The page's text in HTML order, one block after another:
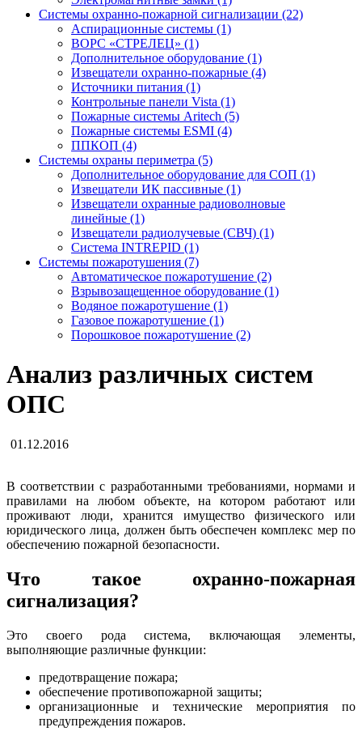
Системы охранно-пожарной сигнализации (22)
Аспирационные системы (1)
ВОРС «СТРЕЛЕЦ» (1)
Дополнительное оборудование (1)
Извещатели охранно-пожарные (4)
Источники питания (1)
Контрольные панели Vista (1)
Пожарные системы Aritech (5)
Пожарные системы ESMI (4)
ППКОП (4)
Системы охраны периметра (5)
Дополнительное оборудование для СОП (1)
Извещатели ИК пассивные (1)
Извещатели охранные радиоволновые
линейные (1)
Извещатели радиолучевые (СВЧ) (1)
Система INTREPID (1)
Системы пожаротушения (7)
Автоматическое пожаротушение (2)
Взрывозащещенное оборудование (1)
Водяное пожаротушение (1)
Газовое пожаротушение (1)
Порошковое пожаротушение (2)
Анализ различных систем
ОПС
01.12.2016
В соответствии с разработанными требованиями, нормами и
правилами на любом объекте, на котором работают или
проживают люди, хранится имущество физического или
юридического лица, должен быть обеспечен комплекс мер по
обеспечению пожарной безопасности.
Что такое охранно-пожарная
сигнализация?
Это своего рода система, включающая элементы,
выполняющие различные функции:
предотвращение пожара;
обеспечение противопожарной защиты;
организационные и технические мероприятия по
предупреждения пожаров.